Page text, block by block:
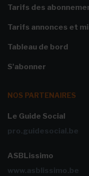
Tarifs des
Tarifs annonces et
Tableau de bord
S'abonner
NOS PARTENAIRES
Le Guide Social
pro.guidesocial.be
ASBLissimo
www.asblissimo.be